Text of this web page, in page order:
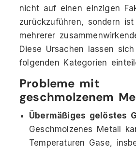
nicht auf einen einzigen
zurückzuführen, sondern
mehrerer
Diese Ursachen lassen
folgenden Kategorien
Probleme mit
geschmolzenem
Übermäßiges gelöstes
Geschmolzenes Metall
Temperaturen Gase,